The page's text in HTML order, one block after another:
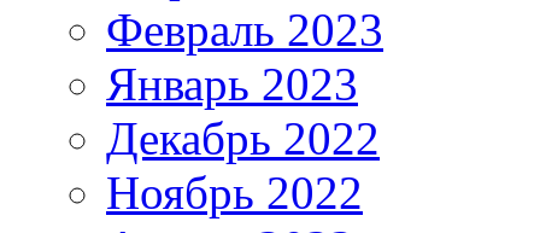
Февраль 2023
Январь 2023
Декабрь 2022
Ноябрь 2022